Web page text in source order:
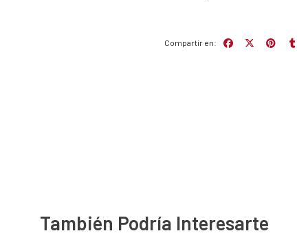
Compartir en:
También Podría Interesarte